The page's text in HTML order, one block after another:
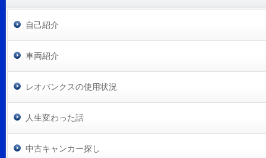
自己紹介
車両紹介
レオバンクスの使用状況
人生変わった話
中古キャンカー探し